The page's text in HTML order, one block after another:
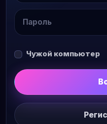
Чужой компьютер